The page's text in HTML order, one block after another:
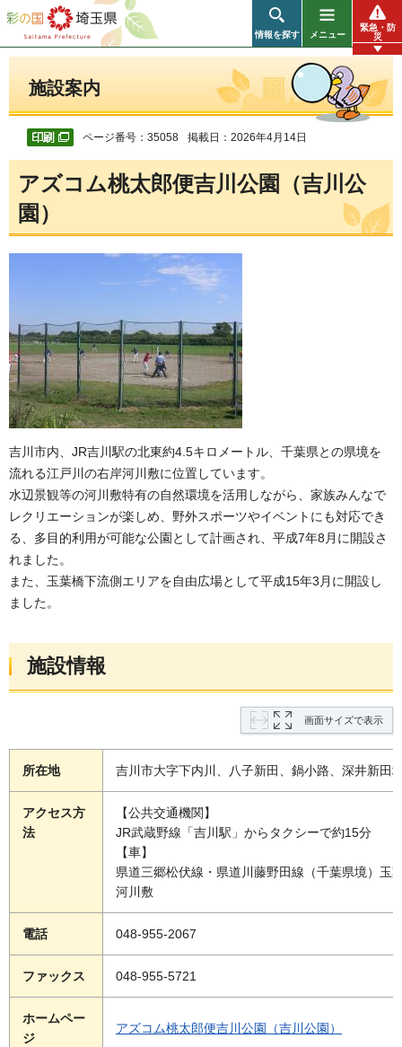
彩の国 埼玉県
情報を探す メニュー
緊急・防
災
施設案内
ページ番号：35058 掲載日：2026年4月14日
アズコム桃太郎便吉川公園（吉川公
園）
吉川市内、JR吉川駅の北東約4.5キロメートル、千葉県との県境を
流れる江戸川の右岸河川敷に位置しています。
水辺景観等の河川敷特有の自然環境を活用しながら、家族みんなで
レクリエーションが楽しめ、野外スポーツやイベントにも対応でき
る、多目的利用が可能な公園として計画され、平成7年8月に開設さ
れました。
また、玉葉橋下流側エリアを自由広場として平成15年3月に開設し
ました。
施設情報
画面サイズで表示
所在地 吉川市大字下内川、八子新田、鍋小路、深井新田
アクセス方
法
【公共交通機関】
JR武蔵野線「吉川駅」からタクシーで約15分
【車】
県道三郷松伏線・県道川藤野田線（千葉県境）玉
河川敷
電話 048-955-2067
ファックス 048-955-5721
ホームペー
ジ
アズコム桃太郎便吉川公園（吉川公園）